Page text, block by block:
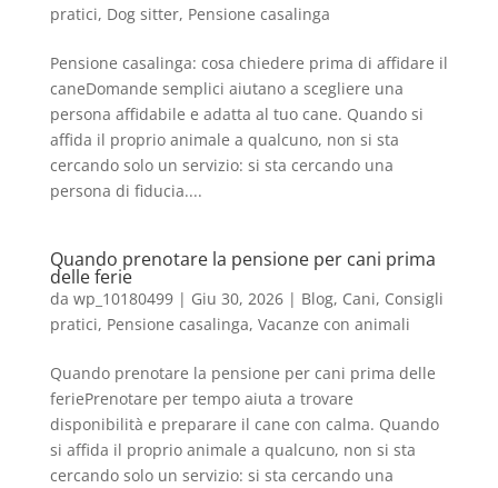
pratici, Dog sitter, Pensione casalinga
Pensione casalinga: cosa chiedere prima di affidare il
caneDomande semplici aiutano a scegliere una
persona affidabile e adatta al tuo cane. Quando si
affida il proprio animale a qualcuno, non si sta
cercando solo un servizio: si sta cercando una
persona di fiducia....
Quando prenotare la pensione per cani prima
delle ferie
da wp_10180499| Giu 30, 2026| Blog, Cani, Consigli
pratici, Pensione casalinga, Vacanze con animali
Quando prenotare la pensione per cani prima delle
feriePrenotare per tempo aiuta a trovare
disponibilità e preparare il cane con calma. Quando
si affida il proprio animale a qualcuno, non si sta
cercando solo un servizio: si sta cercando una